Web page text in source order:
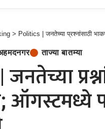
> Politics | जनतेच्या प्रश्नांसाठी
ताज्या बातम्या